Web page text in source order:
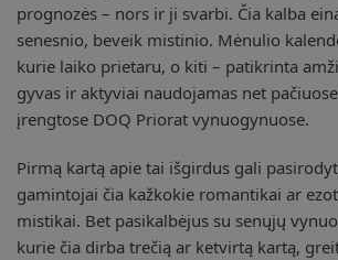
prognozės – nors ir ji svarbi. Čia kalba
senesnio, beveik mistinio. Mėnulio
kurie laiko prietaru, o kiti – patikrinta
gyvas ir aktyviai naudojamas net
įrengtose DOQ Priorat vynuogynuose.
Pirmą kartą apie tai išgirdus gali
gamintojai čia kažkokie romantikai ar
mistikai. Bet pasikalbėjus su senųjų
kurie čia dirba trečią ar ketvirtą kartą,